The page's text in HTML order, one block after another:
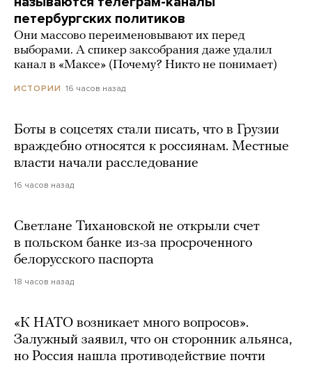
петербургских политиков
Они массово переименовывают их перед
выборами. А спикер заксобрания даже удалил
канал в «Максе» (Почему? Никто не понимает)
ИСТОРИИ 16 часов назад
Боты в соцсетях стали писать, что в Грузии
враждебно относятся к россиянам. Местные
власти начали расследование
16 часов назад
Светлане Тихановской не открыли счет
в польском банке из-за просроченного
белорусского паспорта
18 часов назад
«К НАТО возникает много вопросов».
Залужный заявил, что он сторонник альянса,
но Россия нашла противодействие почти